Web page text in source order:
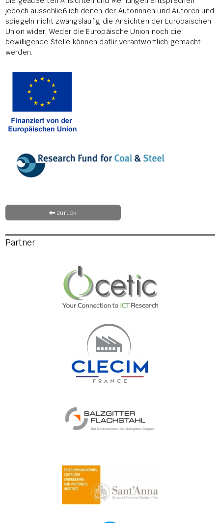
jedoch ausschließlich denen der Autorinnen und Autoren und
spiegeln nicht zwangsläufig die Ansichten der Europäischen
Union wider. Weder die Europäische Union noch die
bewilligende Stelle können dafür verantwortlich gemacht
werden.
zurück
Partner